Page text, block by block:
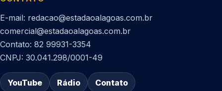
E-mail: redacao@estadaoalagoas.com.br
comercial@estadaoalagoas.com.br
Contato: 82 99931-3354
CNPJ: 30.041.298/0001-49
YouTube Rádio Contato